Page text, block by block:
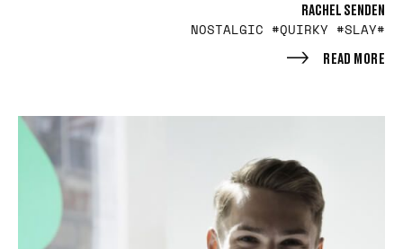
RACHEL SENDEN
#NOSTALGIC #QUIRKY #SLAY
READ MORE